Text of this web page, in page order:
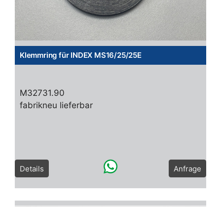
Klemmring für INDEX MS16/25/25E
M32731.90
fabrikneu lieferbar
Details Anfrage